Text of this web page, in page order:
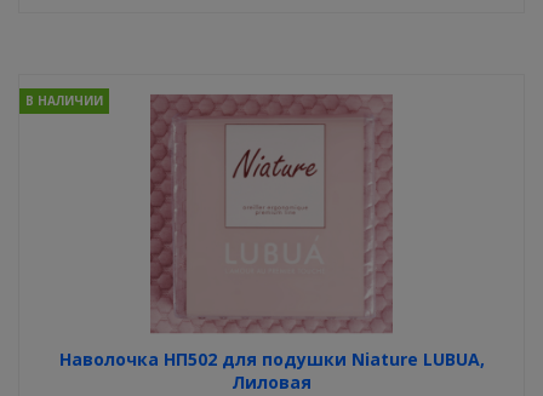
Наволочка НП502 для подушки Niature LUBUA,
Лиловая
В НАЛИЧИИ